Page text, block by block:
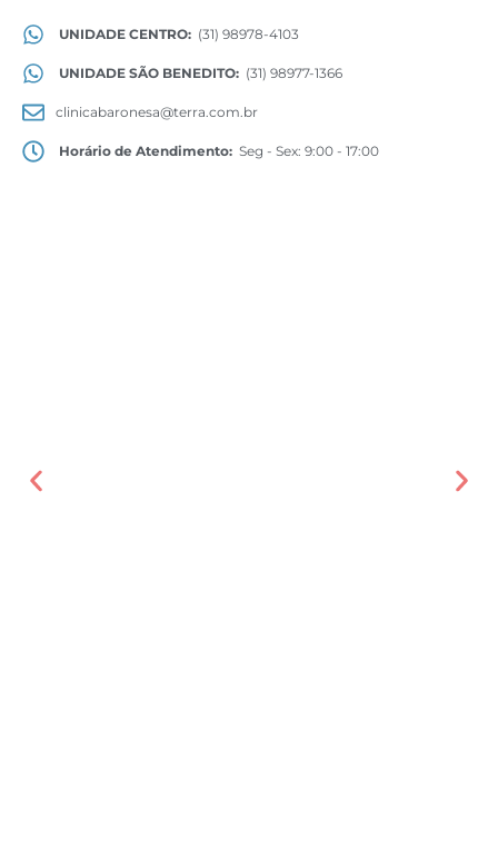
UNIDADE CENTRO: (31) 98978-4103
UNIDADE SÃO BENEDITO: (31) 98977-1366
clinicabaronesa@terra.com.br
Horário de Atendimento: Seg - Sex: 9:00 - 17:00